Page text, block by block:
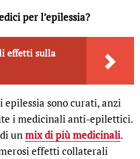
per l’epilessia?
effetti sulla
epilessia sono curati, anzi
i medicinali anti-epilettici.
unmix di più medicinali.
effetti collaterali